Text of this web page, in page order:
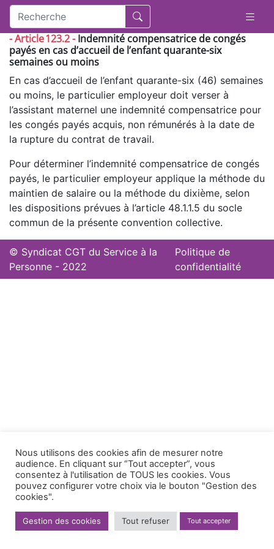
- Article 123.2 -Indemnité compensatrice de congés
payés en cas d’accueil de l’enfant quarante-six
semaines ou moins
En cas d’accueil de l’enfant quarante-six (46) semaines
ou moins, le particulier employeur doit verser à
l’assistant maternel une indemnité compensatrice pour
les congés payés acquis, non rémunérés à la date de
la rupture du contrat de travail.
Pour déterminer l’indemnité compensatrice de congés
payés, le particulier employeur applique la méthode du
maintien de salaire ou la méthode du dixième, selon
les dispositions prévues à l’article 48.1.1.5 du socle
commun de la présente convention collective.
© Syndicat CGT du Service à la
Personne - 2022
Politique de
confidentialité
Nous utilisons des cookies afin de mesurer notre
audience. En cliquant sur “Tout accepter”, vous
consentez à l'utilisation de TOUS les cookies. Vous
pouvez configurer votre choix via le bouton "Gestion des
cookies".
Gestion des cookies Tout refuser Tout accepter